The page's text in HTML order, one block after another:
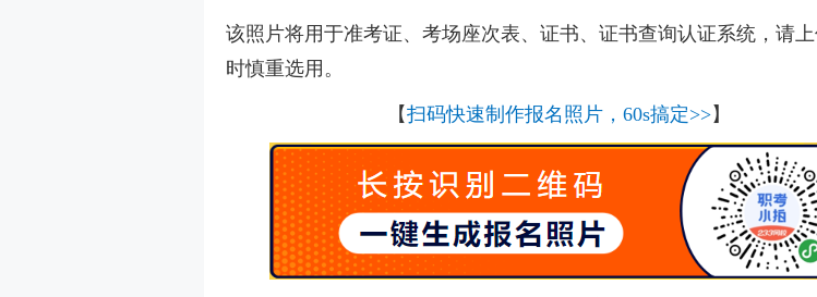
该照片将用于准考证、考场座次表、证书、证书查询认证系统，请
时慎重选用。
【扫码快速制作报名照片，60s搞定>>】